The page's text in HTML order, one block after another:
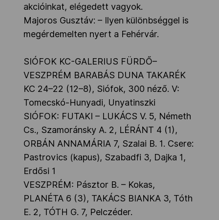
akcióinkat, elégedett vagyok.
Majoros Gusztáv: – Ilyen különbséggel is
megérdemelten nyert a Fehérvár.
SIÓFOK KC-GALERIUS FÜRDŐ–
VESZPRÉM BARABÁS DUNA TAKARÉK
KC 24–22 (12–8), Siófok, 300 néző. V:
Tomecskó-Hunyadi, Unyatinszki
SIÓFOK: FUTAKI – LUKÁCS V. 5, Németh
Cs., Szamoránsky A. 2, LÉRÁNT 4 (1),
ORBÁN ANNAMÁRIA 7, Szalai B. 1. Csere:
Pastrovics (kapus), Szabadfi 3, Dajka 1,
Erdősi 1
VESZPRÉM: Pásztor B. – Kokas,
PLANÉTA 6 (3), TAKÁCS BIANKA 3, Tóth
E. 2, TÓTH G. 7, Pelczéder.